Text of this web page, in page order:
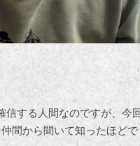
する人間なのですが、今
間から聞いて知ったほどで